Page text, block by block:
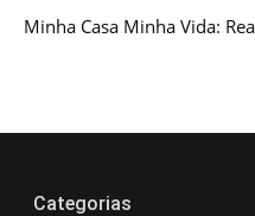
Minha Casa Minha Vida:
Categorias